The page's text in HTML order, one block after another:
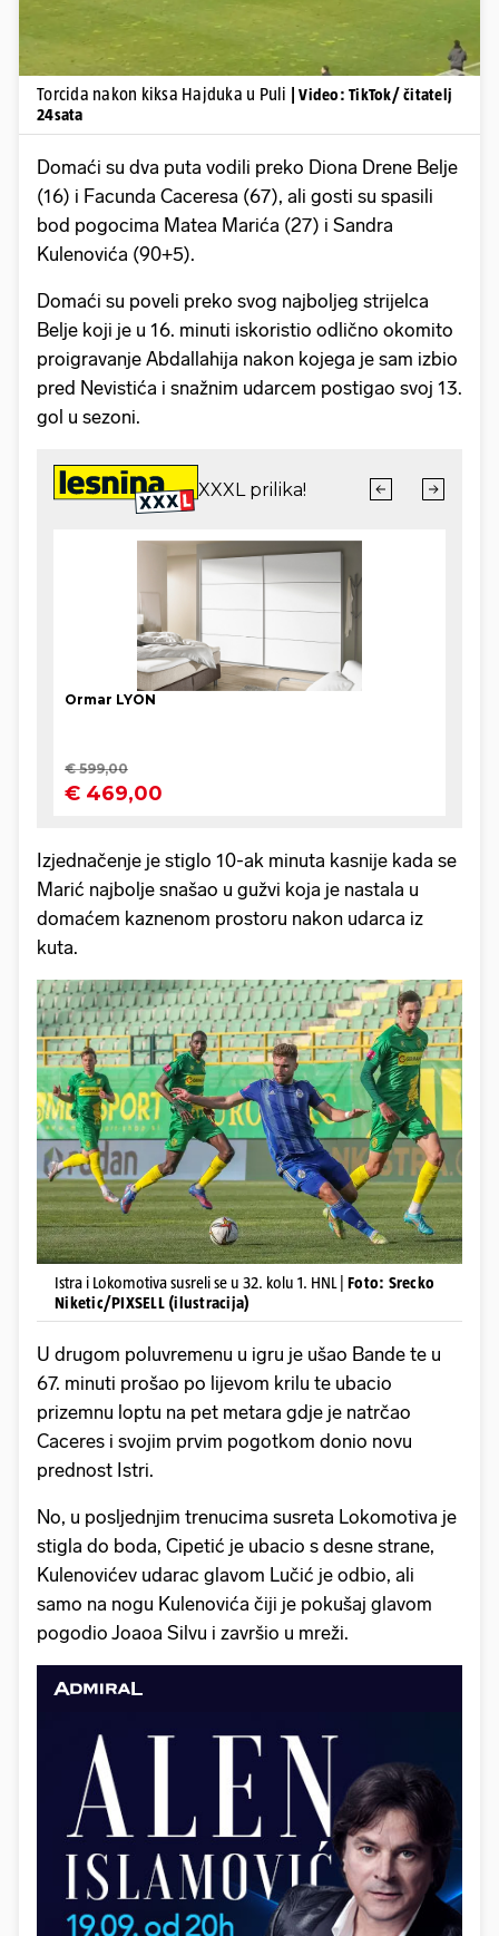
Torcida nakon kiksa Hajduka u Puli
| Video: TikTok/ čitatelj
24sata
Domaći su dva puta vodili preko Diona Drene Belje
(16) i Facunda Caceresa (67), ali gosti su spasili
bod pogocima Matea Marića (27) i Sandra
Kulenovića (90+5).
Domaći su poveli preko svog najboljeg strijelca
Belje koji je u 16. minuti iskoristio odlično okomito
proigravanje Abdallahija nakon kojega je sam izbio
pred Nevistića i snažnim udarcem postigao svoj 13.
gol u sezoni.
Izjednačenje je stiglo 10-ak minuta kasnije kada se
Marić najbolje snašao u gužvi koja je nastala u
domaćem kaznenom prostoru nakon udarca iz
kuta.
Istra i Lokomotiva susreli se u 32. kolu 1. HNL | Foto: Srecko
Niketic/PIXSELL (ilustracija)
U drugom poluvremenu u igru je ušao Bande te u
67. minuti prošao po lijevom krilu te ubacio
prizemnu loptu na pet metara gdje je natrčao
Caceres i svojim prvim pogotkom donio novu
prednost Istri.
No, u posljednjim trenucima susreta Lokomotiva je
stigla do boda, Cipetić je ubacio s desne strane,
Kulenovićev udarac glavom Lučić je odbio, ali
samo na nogu Kulenovića čiji je pokušaj glavom
pogodio Joaoa Silvu i završio u mreži.